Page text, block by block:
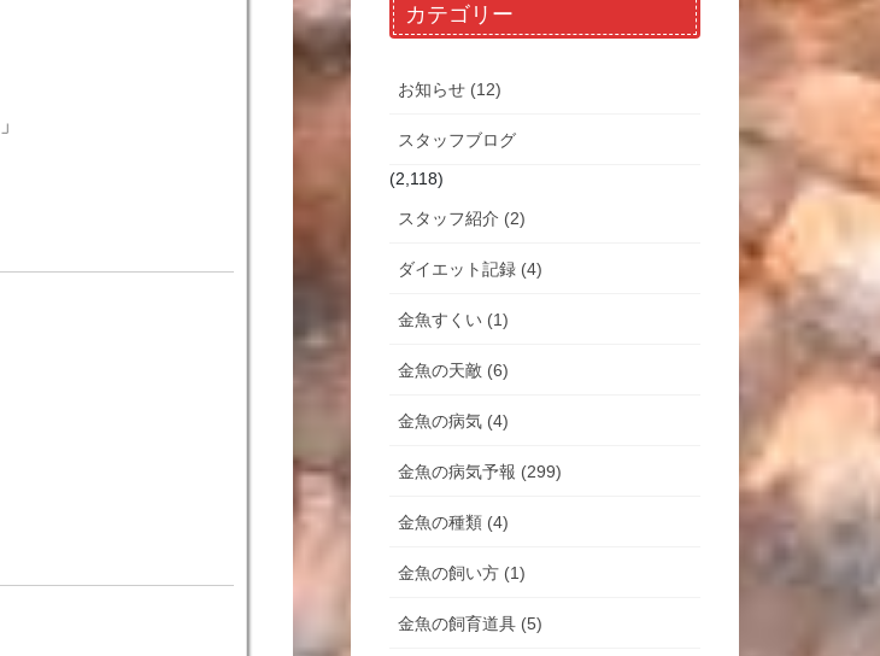
」
カテゴリー
お知らせ (12)
スタッフブログ
(2,118)
スタッフ紹介 (2)
ダイエット記録 (4)
金魚すくい (1)
金魚の天敵 (6)
金魚の病気 (4)
金魚の病気予報 (299)
金魚の種類 (4)
金魚の飼い方 (1)
金魚の飼育道具 (5)